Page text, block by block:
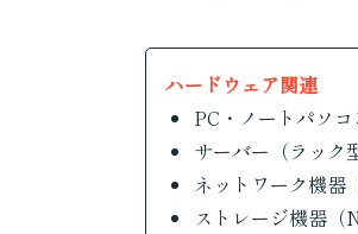
ハードウェア関連
PC・ノートパソ
サーバー（ラック
ネットワーク機器
ストレージ機器（